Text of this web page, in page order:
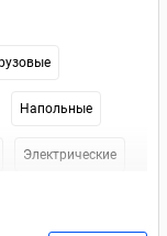
Напольные
Электрические